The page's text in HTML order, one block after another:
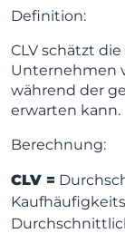
Definition:
CLV schätzt
Unternehmen
während der
erwarten kann.
Berechnung:
CLV =